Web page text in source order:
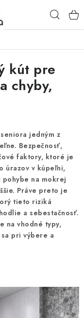
A
Predajňa Nitra
kút pre
chyby,
jedným z
Bezpečnosť,
faktory, ktoré je
úrazov v kúpeľni,
na mokrej
Práve preto je
tieto riziká
a sebestačnosť.
na vhodné typy,
pri výbere a